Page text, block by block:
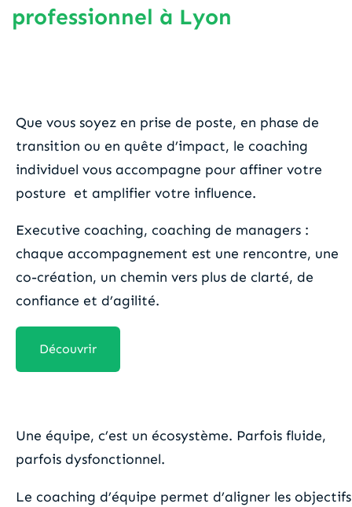
professionnel à Lyon
Que vous soyez en prise de poste, en phase de
transition ou en quête d’impact, le coaching
individuel vous accompagne pour affiner votre
posture et amplifier votre influence.
Executive coaching, coaching de managers :
chaque accompagnement est une rencontre, une
co-création, un chemin vers plus de clarté, de
confiance et d’agilité.
Découvrir
Une équipe, c’est un écosystème. Parfois fluide,
parfois dysfonctionnel.
Le coaching d’équipe permet d’aligner les